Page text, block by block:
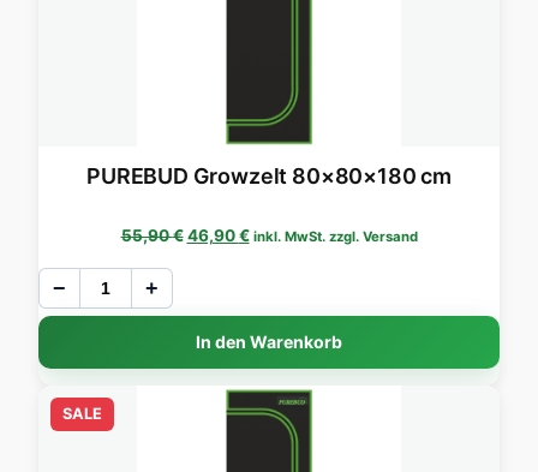
PUREBUD Growzelt 80×80×180 cm
55,90€ Ursprünglicher Preis war: 55,90 €
46,90€Aktueller Preis ist: 46,90 €.
inkl. MwSt. zzgl. Versand
− +
In den Warenkorb
SALE